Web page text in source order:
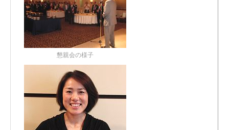
懇親会の様子